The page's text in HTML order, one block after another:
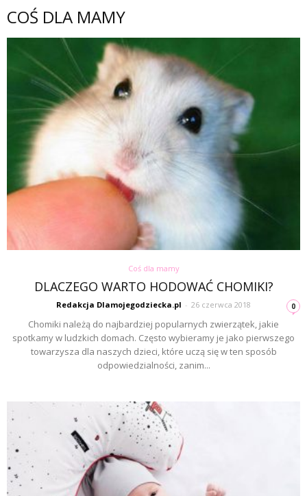
COŚ DLA MAMY
Coś dla mamy
DLACZEGO WARTO HODOWAĆ CHOMIKI?
Redakcja Dlamojegodziecka.pl - 26 czerwca 2018 0
Chomiki należą do najbardziej popularnych zwierzątek, jakie
spotkamy w ludzkich domach. Często wybieramy je jako pierwszego
towarzysza dla naszych dzieci, które uczą się w ten sposób
odpowiedzialności, zanim...